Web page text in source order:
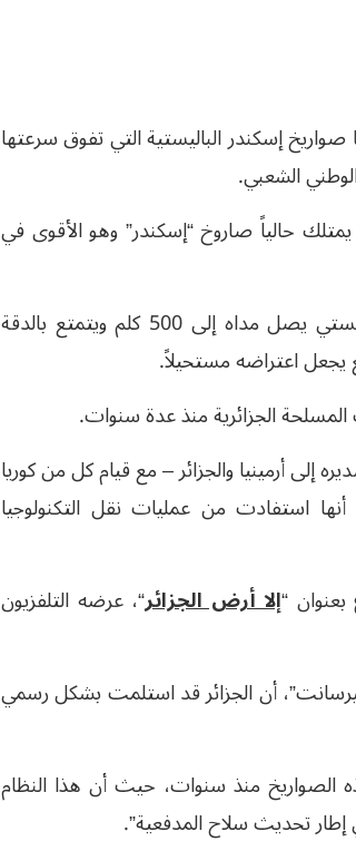
إسكندر الباليستية التي تفوق سرعتها
الشعبي.
حالياً صاروخ “إسكندر” وهو الأقوى في
وأضافت مجلة “ميليتري ووتش”، أن صاروخ “إسكندر” البالستي يصل مداه إلى 500 كلم ويتمتع بالدقة
يجعل اعتراضه مستحيلاً.
الجزائرية منذ عدة سنوات.
إلى أرمينيا والجزائر – مع قيام كل من كوريا
أنها استفادت من عمليات نقل التكنولوجيا
“إلا أرض الجزائر“، عرضه التلفزيون
“كوميرسانت”، أن الجزائر قد استلمت بشكل رسمي
الصواريخ منذ سنوات، حيث أن هذا النظام
تحديث سلاح المدفعية”.